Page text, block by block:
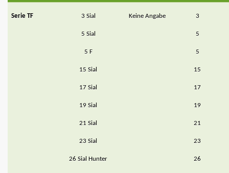
Serie TF 3 Sial
5 Sial
5 F
15 Sial
17 Sial
19 Sial
21 Sial
23 Sial
26 Sial Hunter
Keine Angabe 3
5
5
15
17
19
21
23
26